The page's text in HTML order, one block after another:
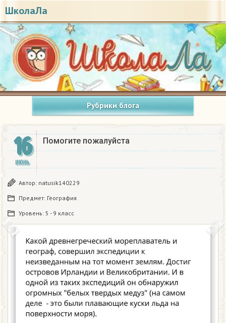
ШколаЛа
Рубрики блога
16
ИЮНЬ
Помогите пожалуйста
Автор: natusik140229
Предмет: География
Уровень: 5 - 9 класс